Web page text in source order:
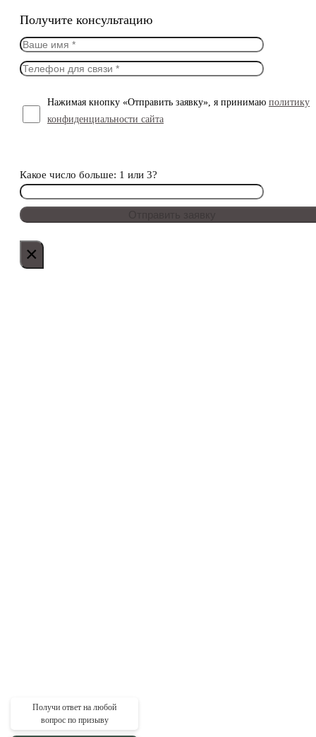
Получите консультацию
Нажимая кнопку «Отправить заявку», я принимаю политику
конфиденциальности сайта
Какое число больше: 1 или 3?
×
Получи ответ на любой
вопрос по призыву